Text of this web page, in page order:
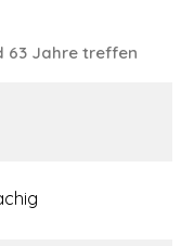
63 Jahre treffen